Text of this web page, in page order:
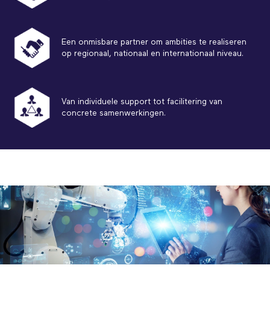
Een onmisbare partner om ambities te realiseren
op regionaal, nationaal en internationaal niveau.
Van individuele support tot facilitering van
concrete samenwerkingen.